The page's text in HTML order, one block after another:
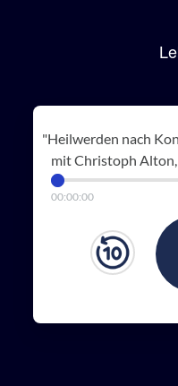
"Heilwerden nach
mit Christoph
00:00:00